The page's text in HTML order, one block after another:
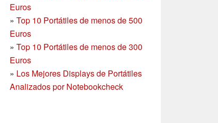
Euros
» Top 10 Portátiles de menos de 500
Euros
» Top 10 Portátiles de menos de 300
Euros
» Los Mejores Displays de Portátiles
Analizados por Notebookcheck